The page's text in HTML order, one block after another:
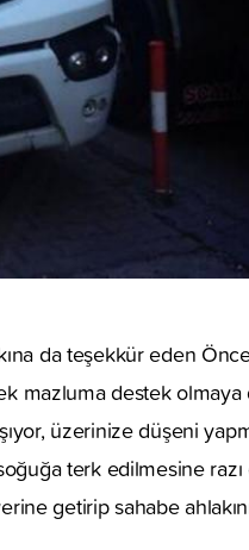
da teşekkür eden
mazluma destek
üzerinize düşeni
terk edilmesine razı
getirip sahabe